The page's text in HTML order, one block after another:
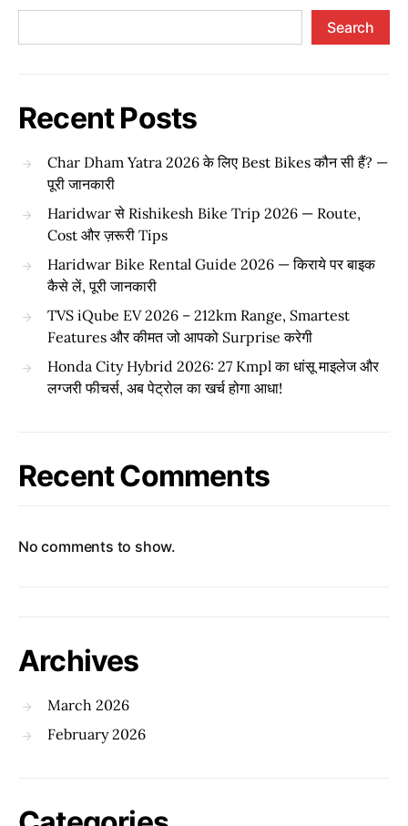
Search
Recent Posts
Char Dham Yatra 2026 के लिए Best Bikes कौन सी हैं? —
पूरी जानकारी
Haridwar से Rishikesh Bike Trip 2026 — Route,
Cost और ज़रूरी Tips
Haridwar Bike Rental Guide 2026 — किराये पर बाइक
कैसे लें, पूरी जानकारी
TVS iQube EV 2026 – 212km Range, Smartest
Features और कीमत जो आपको Surprise करेगी
Honda City Hybrid 2026: 27 Kmpl का धांसू माइलेज और
लग्जरी फीचर्स, अब पेट्रोल का खर्च होगा आधा!
Recent Comments
No comments to show.
Archives
March 2026
February 2026